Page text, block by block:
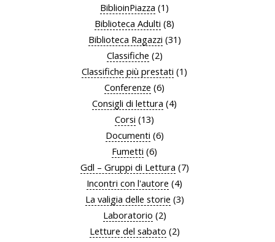
BiblioinPiazza (1)
Biblioteca Adulti (8)
Biblioteca Ragazzi (31)
Classifiche (2)
Classifiche più prestati (1)
Conferenze (6)
Consigli di lettura (4)
Corsi (13)
Documenti (6)
Fumetti (6)
Gdl – Gruppi di Lettura (7)
Incontri con l'autore (4)
La valigia delle storie (3)
Laboratorio (2)
Letture del sabato (2)